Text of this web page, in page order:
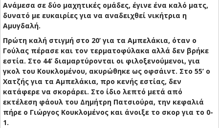
Ανάμεσα σε δύο μαχητικές ομάδες, έγινε ένα καλό ματς,
δυνατό με ευκαιρίες για να αναδειχθεί νικήτρια η
Αμυγδαλή.
Πρώτη καλή στιγμή στο 20’ για τα Αμπελάκια, όταν ο
Γούλας πέρασε και τον τερματοφύλακα αλλά δεν βρήκε
εστία. Στο 44’ διαμαρτύρονται οι φιλοξενούμενοι, για
γκολ του Κουκλομένου, ακυρώθηκε ως οφσάιντ. Στο 55’ ο
Χατζής για τα Αμπελάκια, προ κενής εστίας, δεν
κατάφερε να σκοράρει. Στο ίδιο λεπτό μετά από
εκτέλεση φάουλ του Δημήτρη Πατσιούρα, την κεφαλιά
πήρε ο Γιώργος Κουκλομένος και άνοιξε το σκορ για το 0-
1.